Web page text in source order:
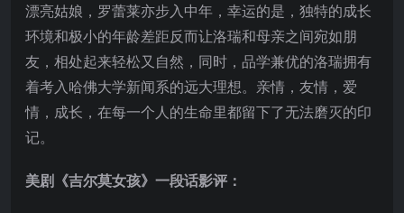
漂亮姑娘，罗蕾莱亦步入中年，幸运的是，独特的成长
环境和极小的年龄差距反而让洛瑞和母亲之间宛如朋
友，相处起来轻松又自然，同时，品学兼优的洛瑞拥有
着考入哈佛大学新闻系的远大理想。亲情，友情，爱
情，成长，在每一个人的生命里都留下了无法磨灭的印
记。
美剧《吉尔莫女孩》一段话影评：